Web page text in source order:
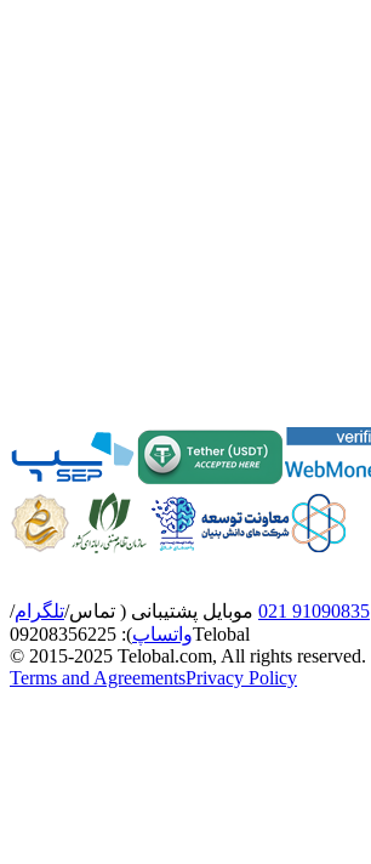
91090835 021 موبایل پشتیبانی ( تماس/تلگرام/
واتساپ):
09208356225
Telobal
© 2015-2025 Telobal.com, All rights reserved.
Terms and AgreementsPrivacy Policy